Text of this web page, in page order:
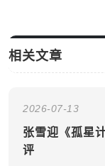
相关文章
2026-07-13
张雪迎《孤星
评